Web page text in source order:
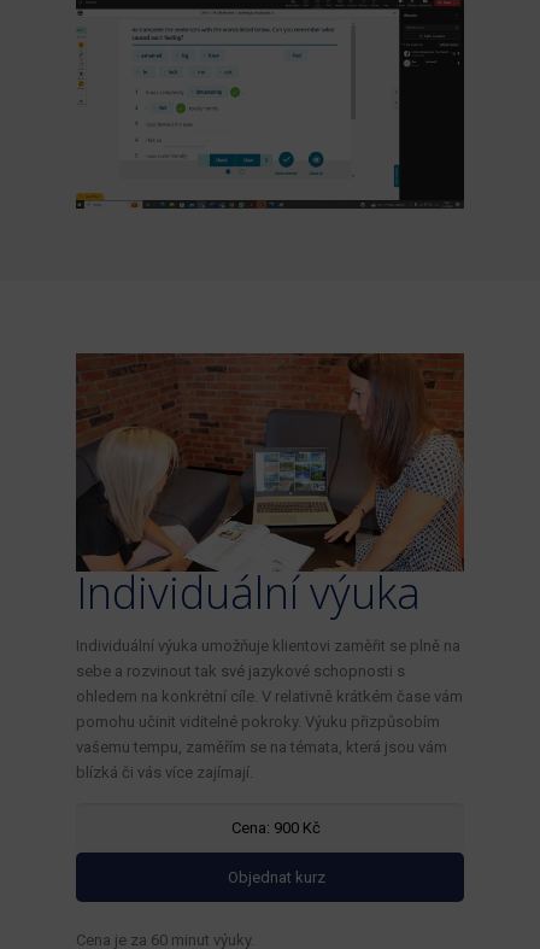
Individuální výuka
Individuální výuka umožňuje klientovi zaměřit se plně na
sebe a rozvinout tak své jazykové schopnosti s
ohledem na konkrétní cíle. V relativně krátkém čase vám
pomohu učinit viditelné pokroky. Výuku přizpůsobím
vašemu tempu, zaměřím se na témata, která jsou vám
blízká či vás více zajímají.
Cena: 900 Kč
Objednat kurz
Cena je za 60 minut výuky.